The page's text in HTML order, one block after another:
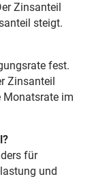
Zinsanteil
steigt.
fest.
Zinsanteil
Monatsrate im
für
und